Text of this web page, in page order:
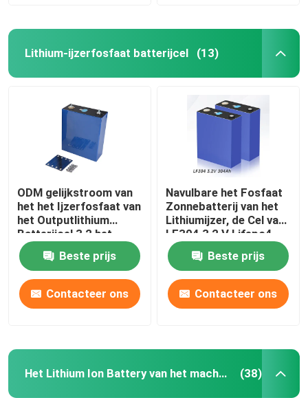
Lithium-ijzerfosfaat batterijcel (13)
ODM gelijkstroom van
het het Ijzerfosfaat van
het Outputlithium
Batterijcel 3,2 het
Compatibele systeem
van V 9WBeste prijs
Contacteer ons
Navulbare het Fosfaat
Zonnebatterij van het
Lithiumijzer, de Cel van
LF304 3,2 V Lifepo4
Beste prijs
Contacteer ons
Het Lithium Ion Battery van het machtshulpmiddel (38)